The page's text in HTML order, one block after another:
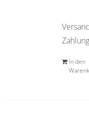
In den